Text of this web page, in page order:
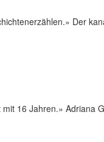
Der
16 Jahren.» Adriana